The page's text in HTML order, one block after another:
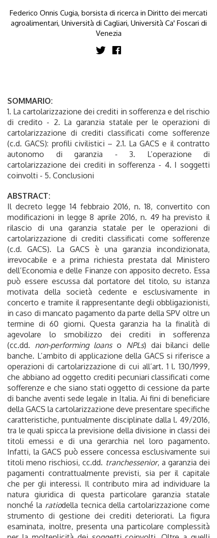
Federico Onnis Cugia, borsista di ricerca in Diritto dei mercati
agroalimentari, Università di Cagliari, Università Ca' Foscari di
Venezia
SOMMARIO:
1. La cartolarizzazione dei crediti in sofferenza e del rischio
di credito - 2. La garanzia statale per le operazioni di
cartolarizzazione di crediti classificati come sofferenze
(c.d. GACS): profili civilistici – 2.1. La GACS e il contratto
autonomo di garanzia - 3. L’operazione di
cartolarizzazione dei crediti in sofferenza - 4. I soggetti
coinvolti - 5. Conclusioni
ABSTRACT:
Il decreto legge 14 febbraio 2016, n. 18, convertito con
modificazioni in legge 8 aprile 2016, n. 49 ha previsto il
rilascio di una garanzia statale per le operazioni di
cartolarizzazione di crediti classificati come sofferenze
(c.d. GACS). La GACS è una garanzia incondizionata,
irrevocabile e a prima richiesta prestata dal Ministero
dell’Economia e delle Finanze con apposito decreto. Essa
può essere escussa dal portatore del titolo, su istanza
motivata della società cedente e esclusivamente in
concerto e tramite il rappresentante degli obbligazionisti,
in caso di mancato pagamento da parte della SPV oltre un
termine di 60 giorni. Questa garanzia ha la finalità di
agevolare lo smobilizzo dei crediti in sofferenza
(cc.dd. non-performing loanso NPLs) dai bilanci delle
banche. L’ambito di applicazione della GACS si riferisce a
operazioni di cartolarizzazione di cui all’art. 1 l. 130/1999,
che abbiano ad oggetto crediti pecuniari classificati come
sofferenze e che siano stati oggetto di cessione da parte
di banche aventi sede legale in Italia. Ai fini di beneficiare
della GACS la cartolarizzazione deve presentare specifiche
caratteristiche, puntualmente disciplinate dalla l. 49/2016,
tra le quali spicca la previsione della divisione in classi dei
titoli emessi e di una gerarchia nel loro pagamento.
Infatti, la GACS può essere concessa esclusivamente sui
titoli meno rischiosi, cc.dd. tranchessenior, a garanzia dei
pagamenti contrattualmente previsti, sia per il capitale
che per gli interessi. Il contributo mira ad individuare la
natura giuridica di questa particolare garanzia statale
nonché la ratiodella tecnica della cartolarizzazione come
strumento di gestione dei crediti deteriorati. La figura
esaminata, inoltre, presenta una particolare complessità